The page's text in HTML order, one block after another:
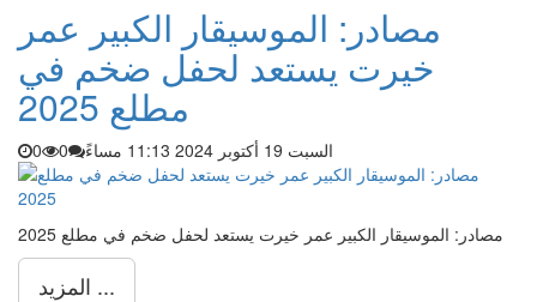
مصادر: الموسيقار الكبير عمر
خيرت يستعد لحفل ضخم في
مطلع 2025
السبت 19 أكتوبر 2024 11:13 مساءً 0
0
مصادر: الموسيقار الكبير عمر خيرت يستعد لحفل ضخم في مطلع 2025
المزيد ...